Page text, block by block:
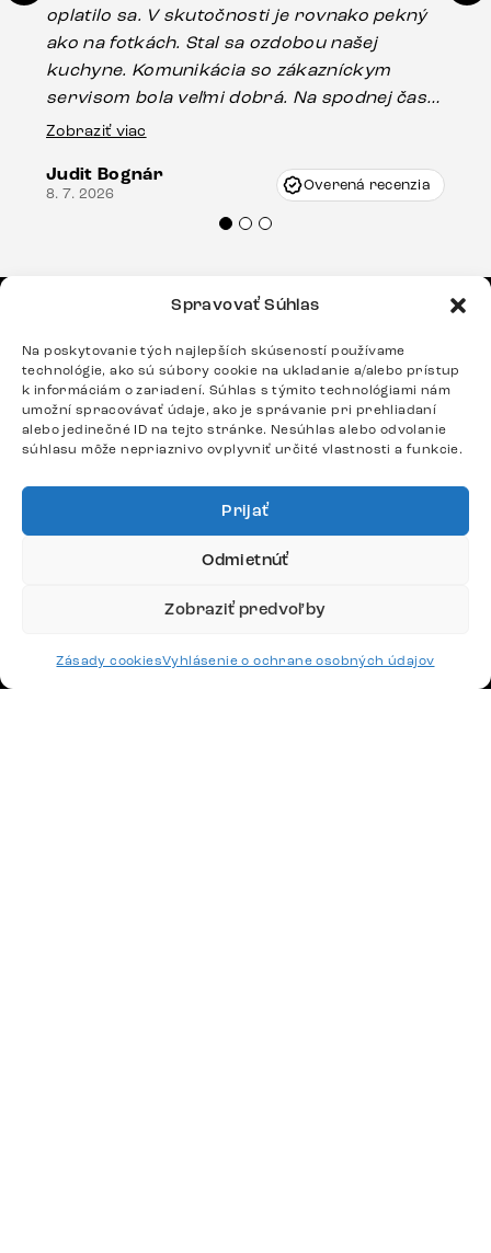
Spravovať Súhlas
Na poskytovanie tých najlepších skúseností používame
technológie, ako sú súbory cookie na ukladanie a/alebo prístup
k informáciám o zariadení. Súhlas s týmito technológiami nám
umožní spracovávať údaje, ako je správanie pri prehliadaní
alebo jedinečné ID na tejto stránke. Nesúhlas alebo odvolanie
súhlasu môže nepriaznivo ovplyvniť určité vlastnosti a funkcie.
Prijať
Odmietnúť
Zobraziť predvoľby
Zásady cookiesVyhlásenie o ochrane osobných údajov
oplatilo sa. V skutočnosti je rovnako pekný
ako na fotkách. Stal sa ozdobou našej
kuchyne. Komunikácia so zákazníckym
servisom bola veľmi dobrá. Na spodnej časti
stola bolo malé poškodenie, pravdepodobne
Vincze pri riešení mojej záležitosti pristúpili
veľmi korektne. Odporúčam produkty Delife
Zobraziť viac
Judit Bognár
8. 7. 2026 Overená recenzia
Sedačky
Stoličky
Postele
Stoly
DÔLEŽITÉ ODKAZY
SLEDUJTE NÁS